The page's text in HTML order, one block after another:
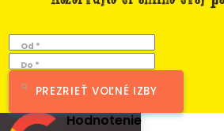
Od *
Do *
PREZRIEŤ VOĽNÉ IZBY
Hodnotenie